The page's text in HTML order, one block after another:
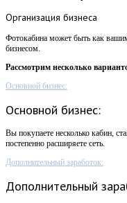
Организация бизнеса
Фотокабина может быть как
бизнесом.
Рассмотрим несколько
Основной бизнес:
Основной бизнес:
Вы покупаете несколько кабин,
постепенно расширяете сеть.
Дополнительный заработок:
Дополнительный